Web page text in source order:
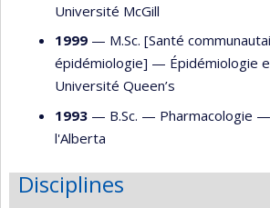
Université McGill
1999 — M.Sc. [Santé
épidémiologie] — Épidémiologie
Université Queen’s
1993 — B.Sc. — Pharmacologie —
l'Alberta
Disciplines